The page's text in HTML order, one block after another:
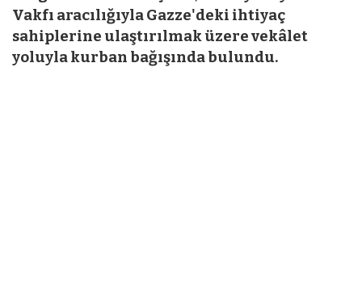
Vakfı aracılığıyla Gazze'deki ihtiyaç
sahiplerine ulaştırılmak üzere vekâlet
yoluyla kurban bağışında bulundu.